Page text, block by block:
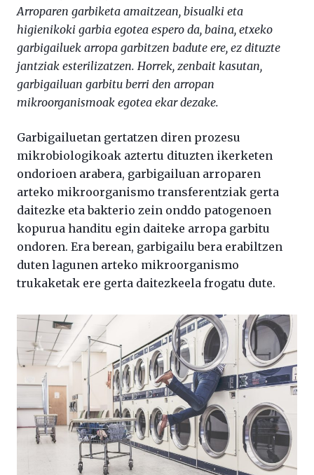
Arroparen garbiketa amaitzean, bisualki eta
higienikoki garbia egotea espero da, baina, etxeko
garbigailuek arropa garbitzen badute ere, ez dituzte
jantziak esterilizatzen. Horrek, zenbait kasutan,
garbigailuan garbitu berri den arropan
mikroorganismoak egotea ekar dezake.
Garbigailuetan gertatzen diren prozesu
mikrobiologikoak aztertu dituzten ikerketen
ondorioen arabera, garbigailuan arroparen
arteko mikroorganismo transferentziak gerta
daitezke eta bakterio zein onddo patogenoen
kopurua handitu egin daiteke arropa garbitu
ondoren. Era berean, garbigailu bera erabiltzen
duten lagunen arteko mikroorganismo
trukaketak ere gerta daitezkeela frogatu dute.